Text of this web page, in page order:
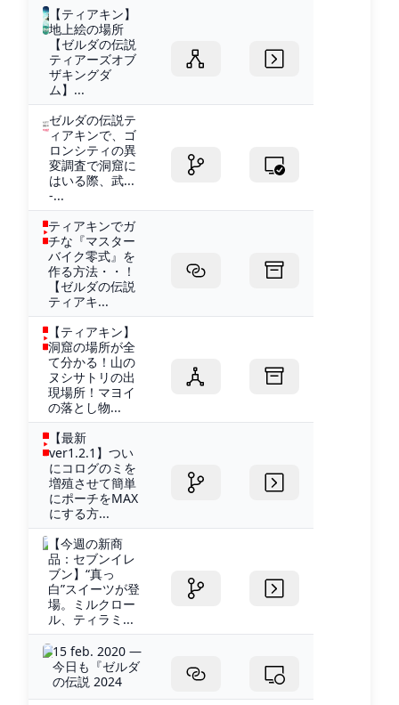
【ティアキン】
地上絵の場所
【ゼルダの伝説
ティアーズオブ
ザキングダ
ム】...
ゼルダの伝説テ
ィアキンで、ゴ
ロンシティの異
変調査で洞窟に
はいる際、武...
-...
ティアキンでガ
チな『マスター
バイク零式』を
作る方法・・！
【ゼルダの伝説
ティアキ...
【ティアキン】
洞窟の場所が全
て分かる！山の
ヌシサトリの出
現場所！マヨイ
の落とし物...
【最新
ver1.2.1】つい
にコログのミを
増殖させて簡単
にポーチをMAX
にする方...
【今週の新商
品：セブンイレ
ブン】“真っ
白”スイーツが登
場。ミルクロー
ル、ティラミ...
15 feb. 2020 —
今日も『ゼルダ
の伝説 2024